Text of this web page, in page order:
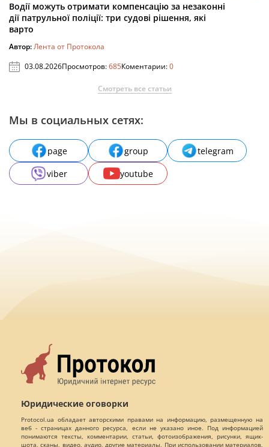
Водії можуть отримати компенсацію за незаконні
дії патрульної поліції: три судові рішення, які
варто
Автор:Лента от Протокола
03.08.2026Просмотров:685Коментарии:0
Смотреть все статьи
Мы в социальных сетях:
page group
telegram
viber
youtube
Юридические оговорки
Protocol.ua обладает авторскими правами на информацию, размещенную на
веб - страницах данного ресурса, если не указано иное. Под информацией
понимаются тексты, комментарии, статьи, фотоизображения, рисунки, ящик-
шота, сканы, видео, аудио, другие материалы. При использовании материалов,